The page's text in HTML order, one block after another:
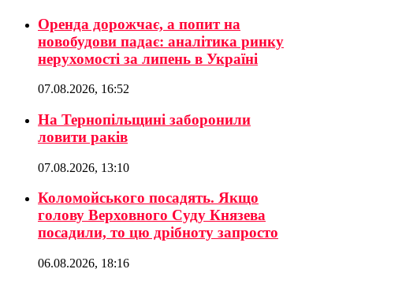
Оренда дорожчає, а попит на
новобудови падає: аналітика ринку
нерухомості за липень в Україні
07.08.2026, 16:52
На Тернопільщині заборонили
ловити раків
07.08.2026, 13:10
Коломойського посадять. Якщо
голову Верховного Суду Князева
посадили, то цю дрібноту запросто
06.08.2026, 18:16